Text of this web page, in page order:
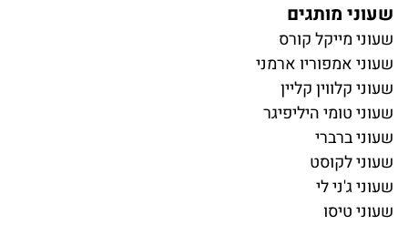
שעוני מותגים
שעוני מייקל קורס
שעוני אמפוריו ארמני
שעוני קלווין קליין
שעוני טומי היליפיגר
שעוני ברברי
שעוני לקוסט
שעוני ג'ני לי
שעוני טיסו